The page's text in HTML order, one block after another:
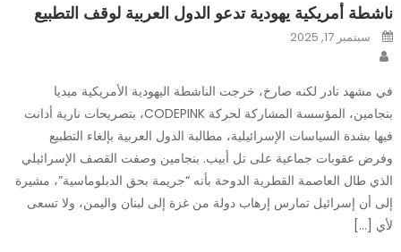
ناشطة أمريكية يهودية تدعو الدول العربية لوقف التطبيع
Posted
onسبتمبر 17, 2025
في مشهد نادر لكنه صارخ، خرجت الناشطة اليهودية الأمريكية ميديا
بنجامين، المؤسسة المشاركة لحركة CODEPINK، بتصريحات نارية أدانت
فيها بشدة السياسات الإسرائيلية، مطالبة الدول العربية بإلغاء التطبيع
وفرض عقوبات جماعية على تل أبيب. بنجامين وصفت القصف الإسرائيلي
الذي طال العاصمة القطرية الدوحة بأنه “جريمة بحق الدبلوماسية”، مشيرة
إلى أن إسرائيل تمارس إرهاب دولة من غزة إلى لبنان واليمن، ولا تسعى
لأي […]